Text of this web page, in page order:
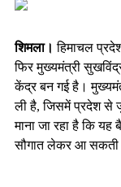
शिमला। हिमाचल
फिर मुख्यमंत्री
केंद्र बन गई है।
ली है, जिसमें प्रदेश से
माना जा रहा है कि
सौगात लेकर आ सकती